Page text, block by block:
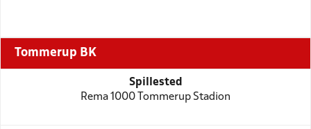
Tommerup BK
Spillested
Rema 1000 Tommerup Stadion